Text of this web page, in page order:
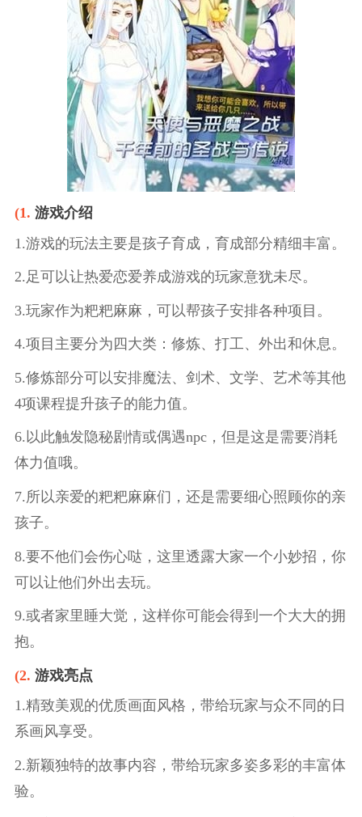
(1. 游戏介绍
1.游戏的玩法主要是孩子育成，育成部分精细丰富。
2.足可以让热爱恋爱养成游戏的玩家意犹未尽。
3.玩家作为粑粑麻麻，可以帮孩子安排各种项目。
4.项目主要分为四大类：修炼、打工、外出和休息。
5.修炼部分可以安排魔法、剑术、文学、艺术等其他
4项课程提升孩子的能力值。
6.以此触发隐秘剧情或偶遇npc，但是这是需要消耗
体力值哦。
7.所以亲爱的粑粑麻麻们，还是需要细心照顾你的亲
孩子。
8.要不他们会伤心哒，这里透露大家一个小妙招，你
可以让他们外出去玩。
9.或者家里睡大觉，这样你可能会得到一个大大的拥
抱。
(2. 游戏亮点
1.精致美观的优质画面风格，带给玩家与众不同的日
系画风享受。
2.新颖独特的故事内容，带给玩家多姿多彩的丰富体
验。